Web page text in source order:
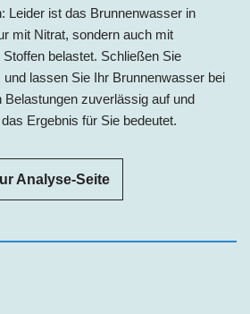
Leider ist das Brunnenwasser in
mit Nitrat, sondern auch mit
belastet. Schließen Sie
lassen Sie Ihr Brunnenwasser bei
zuverlässig auf und
Ergebnis für Sie bedeutet.
Analyse-Seite